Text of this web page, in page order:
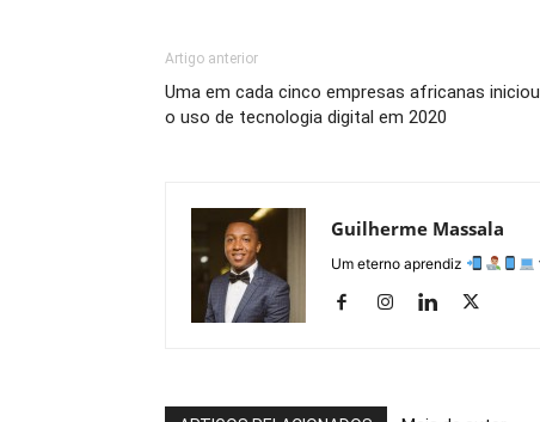
Artigo anterior
Uma em cada cinco empresas africanas iniciou
o uso de tecnologia digital em 2020
Guilherme Massala
Um eterno aprendiz